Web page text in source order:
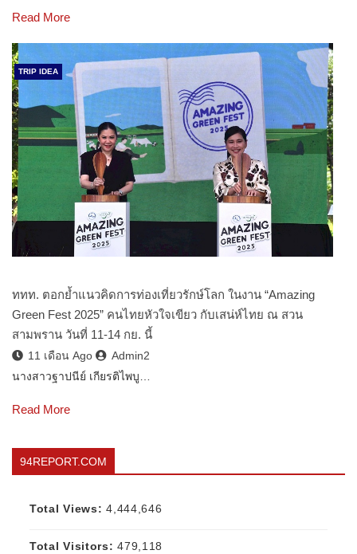
Read More
TRIP IDEA
ททท. ตอกย้ำแนวคิดการท่องเที่ยวรักษ์โลก ในงาน “Amazing
Green Fest 2025” คนไทยหัวใจเขียว กับเสน่ห์ไทย ณ สวน
สามพราน วันที่ 11-14 กย. นี้
11 เดือน Ago
Admin2
นางสาวฐาปนีย์ เกียรติไพบู…
Read More
94REPORT.COM
Total Views:4,444,646
Total Visitors:479,118